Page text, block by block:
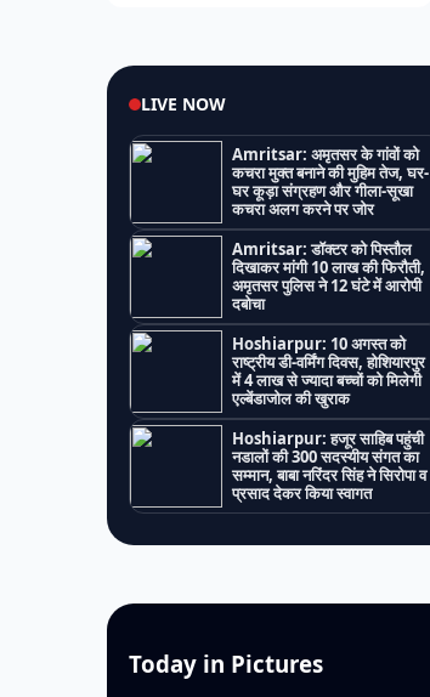
LIVE NOW
Amritsar: अमृतसर के गांवों को
कचरा मुक्त बनाने की मुहिम तेज, घर-
घर कूड़ा संग्रहण और गीला-सूखा
कचरा अलग करने पर जोर
Amritsar: डॉक्टर को पिस्तौल
दिखाकर मांगी 10 लाख की फिरौती,
अमृतसर पुलिस ने 12 घंटे में आरोपी
दबोचा
Hoshiarpur: 10 अगस्त को
राष्ट्रीय डी-वर्मिंग दिवस, होशियारपुर
में 4 लाख से ज्यादा बच्चों को मिलेगी
एल्बेंडाजोल की खुराक
Hoshiarpur: हजूर साहिब पहुंची
नडालों की 300 सदस्यीय संगत का
सम्मान, बाबा नरिंदर सिंह ने सिरोपा व
प्रसाद देकर किया स्वागत
Today in Pictures